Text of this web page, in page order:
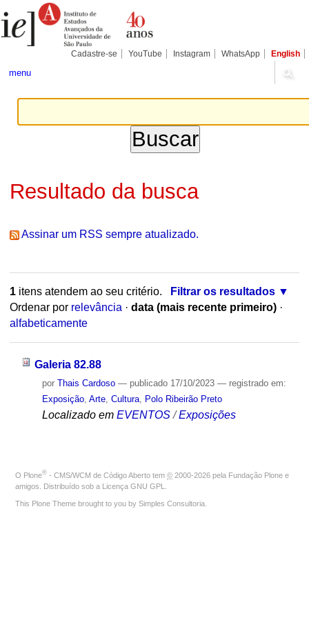
para
conteúdo.
Pessoais
Cadastre-se YouTube Instagram WhatsApp English
menu
Resultado da busca
Assinar um RSS sempre atualizado.
1itens atendem ao seu critério.
Filtrar os resultados
Ordenar por relevância · data (mais recente primeiro) ·
alfabeticamente
Galeria 82.88
por Thais Cardoso — publicado17/10/2023 — registrado em:
Exposição, Arte, Cultura, Polo Ribeirão Preto
Localizado em EVENTOS /Exposições
O Plone® - CMS/WCM de Código Aberto tem © 2000-2026 pela Fundação Plone e
amigos. Distribuído sob a Licença GNU GPL
This Plone Theme brought to you by Simples Consultoria